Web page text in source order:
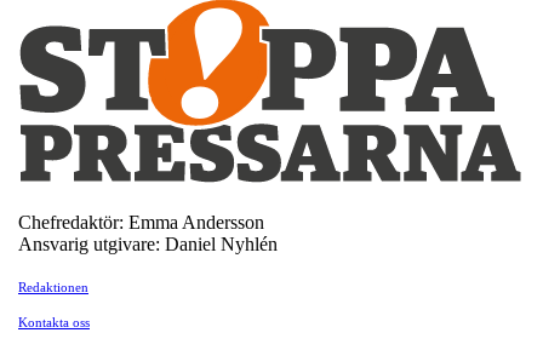
Chefredaktör: Emma Andersson
Ansvarig utgivare: Daniel Nyhlén
Redaktionen
Kontakta oss